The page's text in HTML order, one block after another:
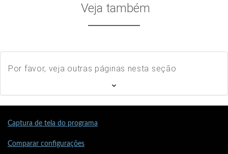
Veja também
Por favor, veja outras páginas nesta seção
Captura de tela do programa
Comparar configurações